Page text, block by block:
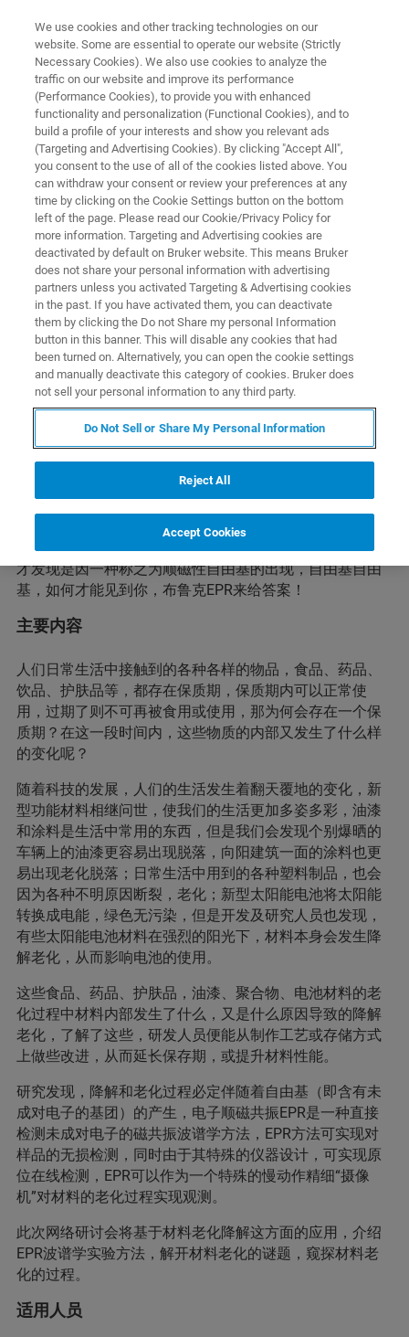
ELECTRON PARAMAGNETIC RESONANCE (EPR) WEBINAR
窥探材料老化过程——EPR方法原
位在线检测材料的老化
此次网络研讨会将基于材料老化降解这方面的
应用，介绍EPR波谱学实验方法，解开材料老
化的谜题，窥探材料老化的过程。
简介
见的物质，在你我不经意间，悄无声息地发生改变，总在
不经意间发现，它们不再如初见，蓦然回首，一朝惊觉，
才发现是因一种称之为顺磁性自由基的出现，自由基自由
基，如何才能见到你，布鲁克EPR来给答案！
主要内容
人们日常生活中接触到的各种各样的物品，食品、药品、
饮品、护肤品等，都存在保质期，保质期内可以正常使
用，过期了则不可再被食用或使用，那为何会存在一个保
质期？在这一段时间内，这些物质的内部又发生了什么样
的变化呢？
随着科技的发展，人们的生活发生着翻天覆地的变化，新
型功能材料相继问世，使我们的生活更加多姿多彩，油漆
和涂料是生活中常用的东西，但是我们会发现个别爆晒的
车辆上的油漆更容易出现脱落，向阳建筑一面的涂料也更
易出现老化脱落；日常生活中用到的各种塑料制品，也会
因为各种不明原因断裂，老化；新型太阳能电池将太阳能
转换成电能，绿色无污染，但是开发及研究人员也发现，
有些太阳能电池材料在强烈的阳光下，材料本身会发生降
解老化，从而影响电池的使用。
这些食品、药品、护肤品，油漆、聚合物、电池材料的老
化过程中材料内部发生了什么，又是什么原因导致的降解
老化，了解了这些，研发人员便能从制作工艺或存储方式
上做些改进，从而延长保存期，或提升材料性能。
研究发现，降解和老化过程必定伴随着自由基（即含有未
成对电子的基团）的产生，电子顺磁共振EPR是一种直接
检测未成对电子的磁共振波谱学方法，EPR方法可实现对
样品的无损检测，同时由于其特殊的仪器设计，可实现原
位在线检测，EPR可以作为一个特殊的慢动作精细“摄像
机”对材料的老化过程实现观测。
此次网络研讨会将基于材料老化降解这方面的应用，介绍
EPR波谱学实验方法，解开材料老化的谜题，窥探材料老
化的过程。
适用人员
We use cookies and other tracking technologies on our
website. Some are essential to operate our website (Strictly
Necessary Cookies). We also use cookies to analyze the
traffic on our website and improve its performance
(Performance Cookies), to provide you with enhanced
functionality and personalization (Functional Cookies), and to
build a profile of your interests and show you relevant ads
(Targeting and Advertising Cookies). By clicking "Accept All",
you consent to the use of all of the cookies listed above. You
can withdraw your consent or review your preferences at any
time by clicking on the Cookie Settings button on the bottom
left of the page. Please read our Cookie/Privacy Policy for
more information. Targeting and Advertising cookies are
deactivated by default on Bruker website. This means Bruker
does not share your personal information with advertising
partners unless you activated Targeting & Advertising cookies
in the past. If you have activated them, you can deactivate
them by clicking the Do not Share my personal Information
button in this banner. This will disable any cookies that had
been turned on. Alternatively, you can open the cookie settings
and manually deactivate this category of cookies. Bruker does
not sell your personal information to any third party.
Do Not Sell or Share My Personal Information
Reject All
Accept Cookies